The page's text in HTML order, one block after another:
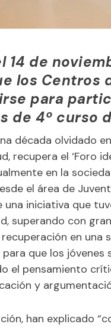
14 de
los Centros
para
de 4º curso
década olvidado
recupera el ‘Foro
en la
el área de
una iniciativa que
superando con
en una
para que los
el pensamiento
y
han explicado